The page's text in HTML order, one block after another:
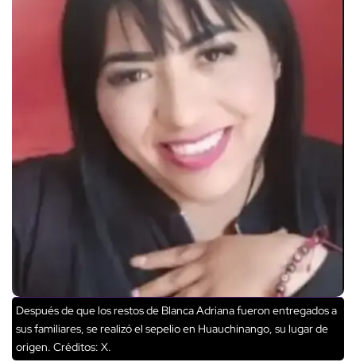
Después de que los restos de Blanca Adriana fueron entregados a
sus familiares, se realizó el sepelio en Huauchinango, su lugar de
origen. Créditos: X.